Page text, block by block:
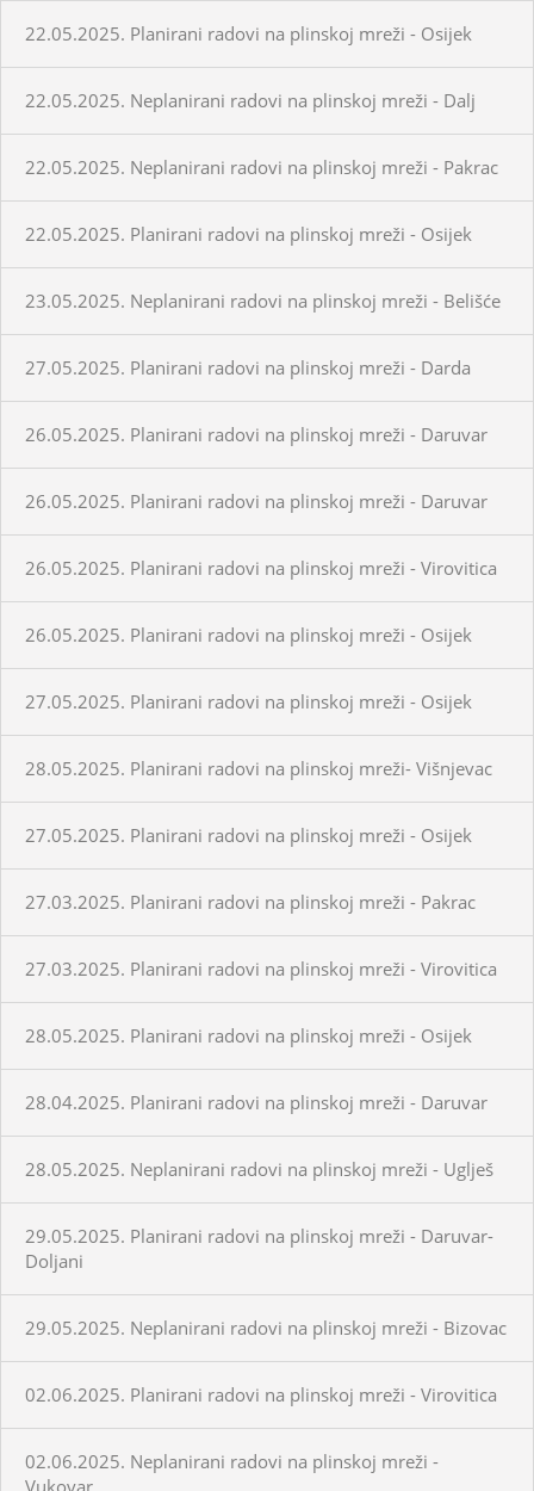
22.05.2025. Planirani radovi na plinskoj mreži - Osijek
22.05.2025. Neplanirani radovi na plinskoj mreži - Dalj
22.05.2025. Neplanirani radovi na plinskoj mreži - Pakrac
22.05.2025. Planirani radovi na plinskoj mreži - Osijek
23.05.2025. Neplanirani radovi na plinskoj mreži - Belišće
27.05.2025. Planirani radovi na plinskoj mreži - Darda
26.05.2025. Planirani radovi na plinskoj mreži - Daruvar
26.05.2025. Planirani radovi na plinskoj mreži - Daruvar
26.05.2025. Planirani radovi na plinskoj mreži - Virovitica
26.05.2025. Planirani radovi na plinskoj mreži - Osijek
27.05.2025. Planirani radovi na plinskoj mreži - Osijek
28.05.2025. Planirani radovi na plinskoj mreži- Višnjevac
27.05.2025. Planirani radovi na plinskoj mreži - Osijek
27.03.2025. Planirani radovi na plinskoj mreži - Pakrac
27.03.2025. Planirani radovi na plinskoj mreži - Virovitica
28.05.2025. Planirani radovi na plinskoj mreži - Osijek
28.04.2025. Planirani radovi na plinskoj mreži - Daruvar
28.05.2025. Neplanirani radovi na plinskoj mreži - Uglješ
29.05.2025. Planirani radovi na plinskoj mreži - Daruvar-
Doljani
29.05.2025. Neplanirani radovi na plinskoj mreži - Bizovac
02.06.2025. Planirani radovi na plinskoj mreži - Virovitica
02.06.2025. Neplanirani radovi na plinskoj mreži -
Vukovar